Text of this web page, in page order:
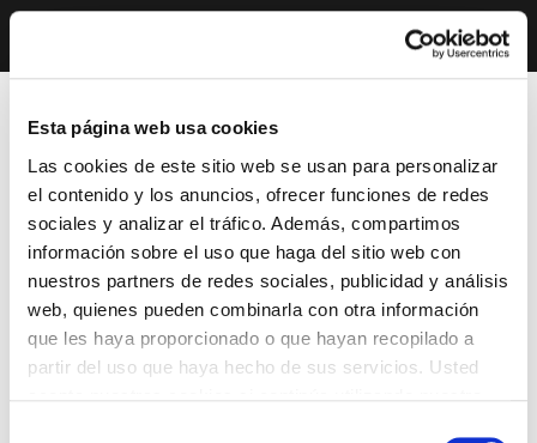
Esta página web usa cookies
Las cookies de este sitio web se usan para personalizar
el contenido y los anuncios, ofrecer funciones de redes
sociales y analizar el tráfico. Además, compartimos
información sobre el uso que haga del sitio web con
nuestros partners de redes sociales, publicidad y análisis
web, quienes pueden combinarla con otra información
que les haya proporcionado o que hayan recopilado a
partir del uso que haya hecho de sus servicios. Usted